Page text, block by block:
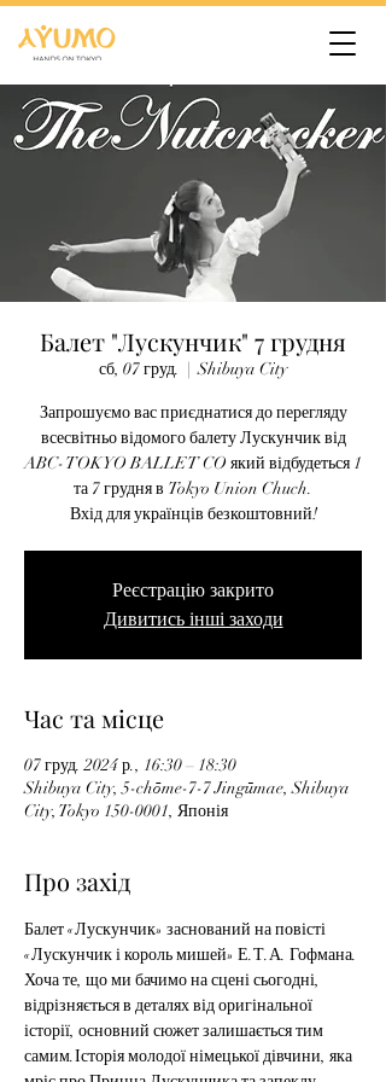
Балет "Лускунчик" 7 грудня
сб, 07 груд.
  |
Shibuya City
Запрошуємо вас приєднатися до перегляду
всесвітньо відомого балету Лускунчик від
ABC- TOKYO BALLET CO який відбудеться 1
та 7 грудня в Tokyo Union Chuch.
Вхід для українців безкоштовний!
Реєстрацію закрито
Дивитись інші заходи
Час та місце
07 груд. 2024 р., 16:30 – 18:30
Shibuya City, 5-chōme-7-7 Jingūmae, Shibuya
City, Tokyo 150-0001, Японія
Про захід
Балет «Лускунчик» заснований на повісті
«Лускунчик і король мишей» Е.Т.А. Гофмана.
Хоча те, що ми бачимо на сцені сьогодні,
відрізняється в деталях від оригінальної
історії, основний сюжет залишається тим
самим.Історія молодої німецької дівчини, яка